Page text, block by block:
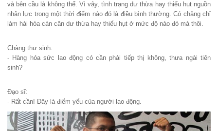
và bên cầu là không thể. Vì vậy, tình trạng dư thừa hay thiếu hụt nguồn
nhân lực trong một thời điểm nào đó là điều bình thường. Có chăng chỉ
làm hài hòa cán cân dư thừa hay thiếu hụt ở mức độ nào đó mà thôi.
Chàng thư sinh:
- Hàng hóa sức lao động có cần phải tiếp thị không, thưa ngài tiên
sinh?
Đạo sĩ:
- Rất cần! Đây là điểm yếu của người lao động.